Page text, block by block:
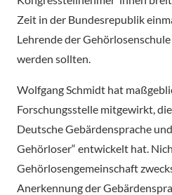
Zeit in der Bundesrepublik
Lehrende der
werden sollten.
Wolfgang Schmidt hat
Forschungsstelle mitgewirkt,
Deutsche Gebärdensprache
Gehörloser“ entwickelt hat.
Gehörlosengemeinschaft
Anerkennung der